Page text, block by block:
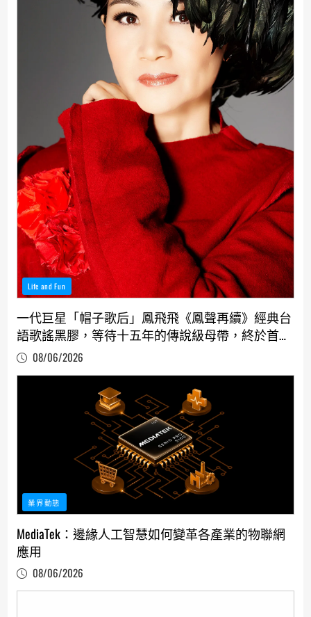
Life and Fun
一代巨星「帽子歌后」鳳飛飛《鳳聲再續》經典台
語歌謠黑膠，等待十五年的傳說級母帶，終於首度
解封！
08/06/2026
業界動態
MediaTek：邊緣人工智慧如何變革各產業的物聯網
應用
08/06/2026